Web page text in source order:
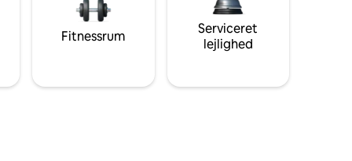
Fitnessrum
Serviceret
lejlighed